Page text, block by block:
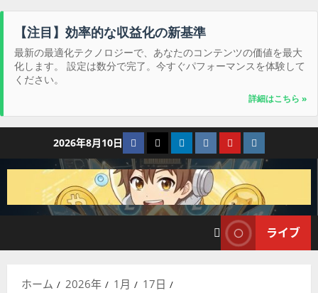
【注目】効率的な収益化の新基準
最新の最適化テクノロジーで、あなたのコンテンツの価値を最大
化します。 設定は数分で完了。今すぐパフォーマンスを体験して
ください。
詳細はこちら »
テ
ツ
2026年8月10日 Facebook
TwitterLinkedIn
VK YouTubeInstagram
ライブ
ホーム 2026年 1月
17日